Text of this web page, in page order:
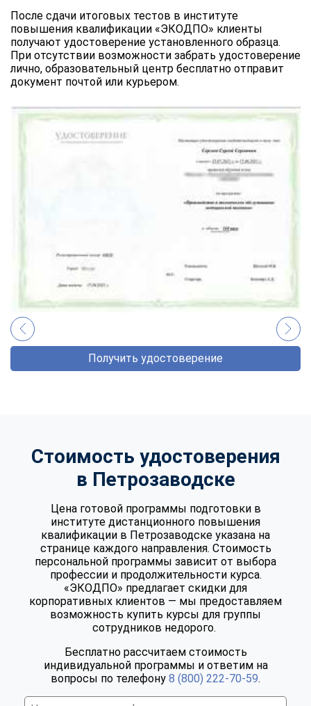
После сдачи итоговых тестов в институте
повышения квалификации «ЭКОДПО» клиенты
получают удостоверение установленного образца.
При отсутствии возможности забрать удостоверение
лично, образовательный центр бесплатно отправит
документ почтой или курьером.
Получить удостоверение
Стоимость удостоверения
в Петрозаводске
Цена готовой программы подготовки в
институте дистанционного повышения
квалификации в Петрозаводске указана на
странице каждого направления. Стоимость
персональной программы зависит от выбора
профессии и продолжительности курса.
«ЭКОДПО» предлагает скидки для
корпоративных клиентов — мы предоставляем
возможность купить курсы для группы
сотрудников недорого.
Бесплатно рассчитаем стоимость
индивидуальной программы и ответим на
вопросы по телефону 8 (800) 222-70-59.